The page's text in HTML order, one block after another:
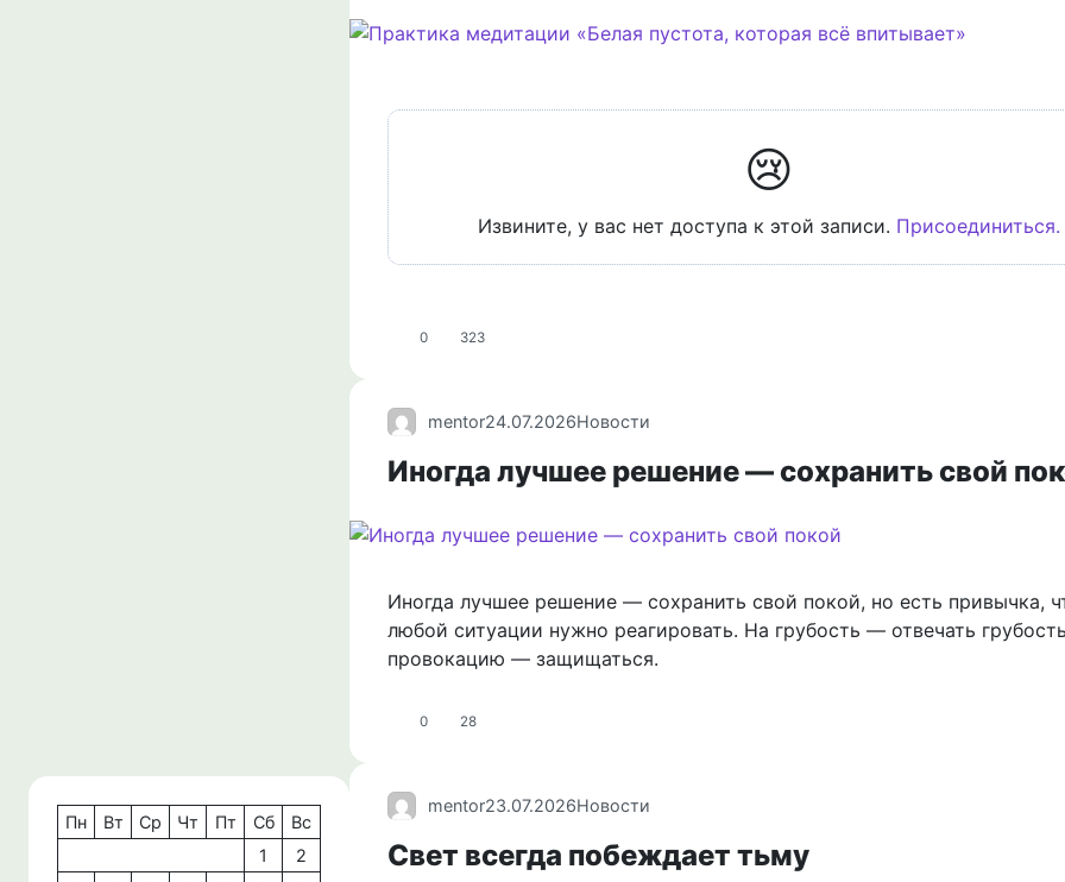
😢
Извините, у вас нет доступа к этой записи. Присоединиться.
0 323
mentor24.07.2026Новости
Иногда лучшее решение — сохранить свой
Иногда лучшее решение — сохранить свой покой, но есть привычка,
любой ситуации нужно реагировать. На грубость — отвечать
провокацию — защищаться.
0 28
mentor23.07.2026Новости
Свет всегда побеждает тьму
Пн Вт Ср Чт Пт Сб
Вс
1
2